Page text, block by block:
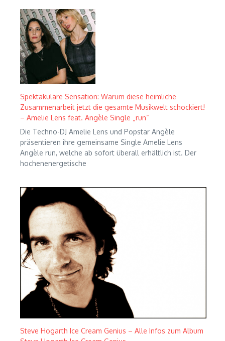
Spektakuläre Sensation: Warum diese heimliche
Zusammenarbeit jetzt die gesamte Musikwelt schockiert!
– Amelie Lens feat. Angèle Single „run“
Die Techno-DJ Amelie Lens und Popstar Angèle
präsentieren ihre gemeinsame Single Amelie Lens
Angèle run, welche ab sofort überall erhältlich ist. Der
hochenenergetische
Steve Hogarth Ice Cream Genius – Alle Infos zum Album